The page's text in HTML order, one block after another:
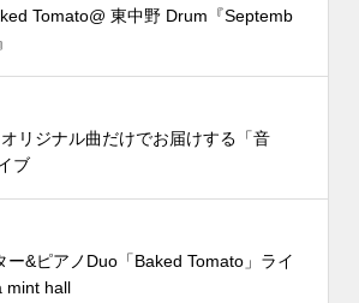
Tomato@ 東中野 Drum『Septemb
オリジナル曲だけでお届けする「音
ブ
ー&ピアノDuo「Baked Tomato」ライ
mint hall